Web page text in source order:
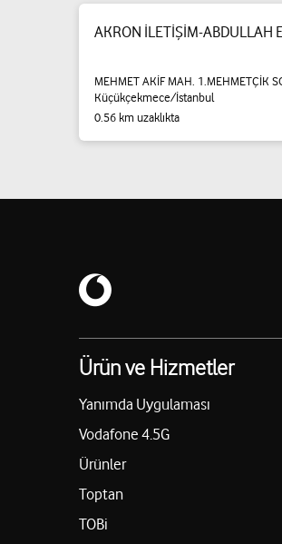
AKRON İLETİŞİM-ABDULLAH
MEHMET AKİF MAH. 1.MEHMETÇİK
Küçükçekmece/İstanbul
0.56 km uzaklıkta
Ürün ve Hizmetler
Yanımda Uygulaması
Vodafone 4.5G
Ürünler
Toptan
TOBi